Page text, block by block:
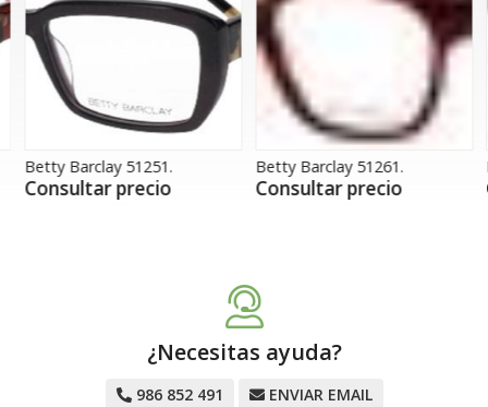
Betty Barclay 51251.
Consultar precio
Betty Barclay 51261.
Consultar precio
¿Necesitas ayuda?
986 852 491 ENVIAR EMAIL